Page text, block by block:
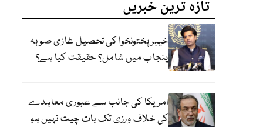
تازہ ترین خبریں
خیبر پختونخوا کی تحصیل غازی صوبہ
پنجاب میں شامل؟ حقیقت کیا ہے؟
امریکا کی جانب سے عبوری معاہدے
کی خلاف ورزی تک بات چیت نہیں ہو